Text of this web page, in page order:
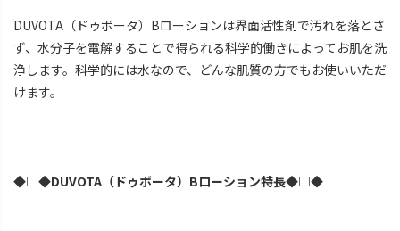
DUVOTA（ドゥボータ）Bローションは界面活性剤で汚れを落とさ
ず、水分子を電解することで得られる科学的働きによってお肌を洗
浄します。科学的には水なので、どんな肌質の方でもお使いいただ
けます。
◆□◆DUVOTA（ドゥボータ）Bローション特長◆□◆